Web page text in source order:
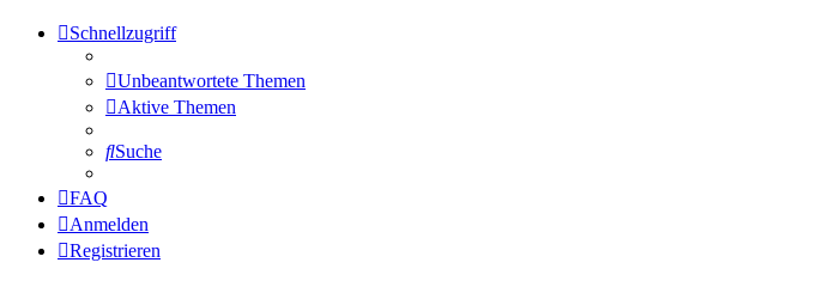
Schnellzugriff
Unbeantwortete Themen
Aktive Themen
Suche
FAQ
Anmelden
Registrieren